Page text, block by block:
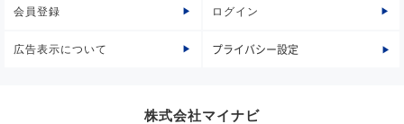
会員登録 ログイン
広告表示について プライバシー設定
株式会社マイナビ